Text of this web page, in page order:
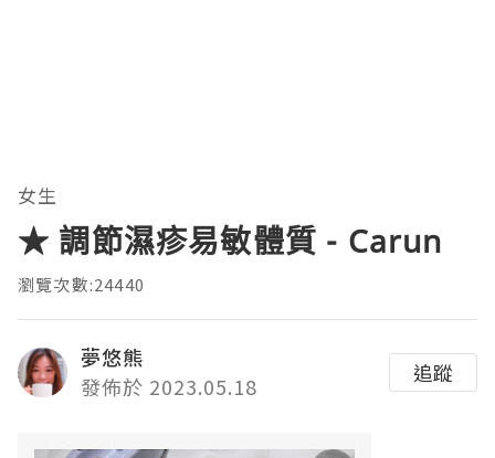
女生
★ 調節濕疹易敏體質 - Carun
瀏覽次數:24440
夢悠熊
發佈於 2023.05.18
追蹤